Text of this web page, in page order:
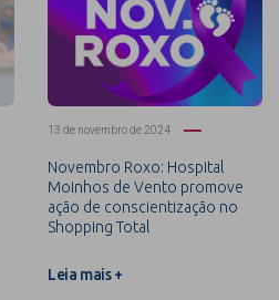
13 de novembro de 2024
Novembro Roxo: Hospital
Moinhos de Vento promove
ação de conscientização no
Shopping Total
Leia mais +